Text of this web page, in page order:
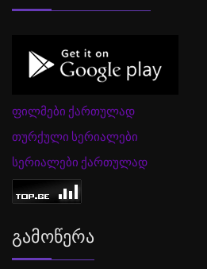
ფილმები ქართულად
თურქული სერიალები
სერიალები ქართულად
Გამოწერა